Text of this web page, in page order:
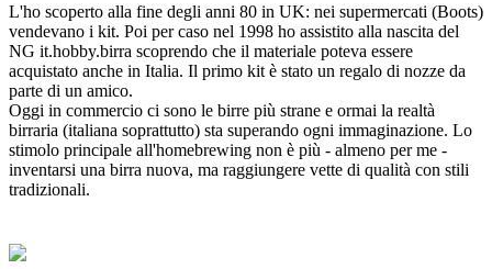
L'ho scoperto alla fine degli anni 80 in UK: nei supermercati (Boots)
vendevano i kit. Poi per caso nel 1998 ho assistito alla nascita del
NG it.hobby.birra scoprendo che il materiale poteva essere
acquistato anche in Italia. Il primo kit è stato un regalo di nozze da
parte di un amico.
Oggi in commercio ci sono le birre più strane e ormai la realtà
birraria (italiana soprattutto) sta superando ogni immaginazione. Lo
stimolo principale all'homebrewing non è più - almeno per me -
inventarsi una birra nuova, ma raggiungere vette di qualità con stili
tradizionali.